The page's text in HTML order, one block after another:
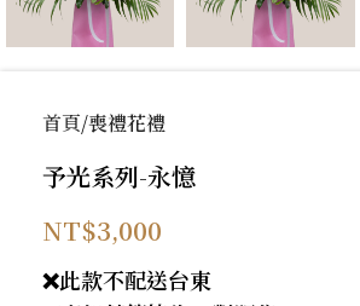
首頁 喪禮花禮
予光系列-永憶
NT$3,000
❌此款不配送台東